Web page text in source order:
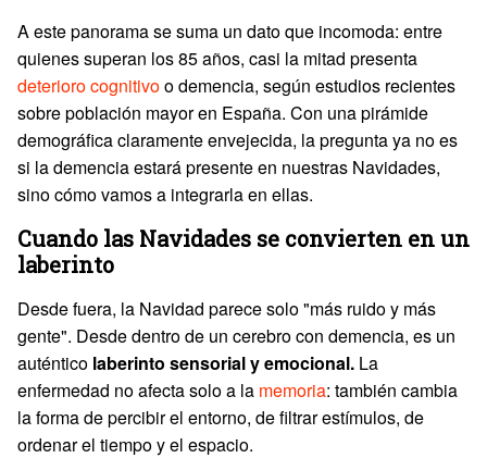
A este panorama se suma un dato que incomoda: entre
quienes superan los 85 años, casi la mitad presenta
deterioro cognitivoo demencia, según estudios recientes
sobre población mayor en España. Con una pirámide
demográfica claramente envejecida, la pregunta ya no es
si la demencia estará presente en nuestras Navidades,
sino cómo vamos a integrarla en ellas.
Cuando las Navidades se convierten en un
laberinto
Desde fuera, la Navidad parece solo "más ruido y más
gente". Desde dentro de un cerebro con demencia, es un
auténtico laberinto sensorial y emocional. La
enfermedad no afecta solo a la memoria: también cambia
la forma de percibir el entorno, de filtrar estímulos, de
ordenar el tiempo y el espacio.